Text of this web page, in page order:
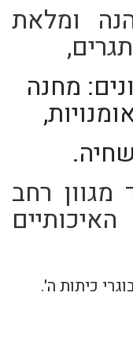
ומלאת
מחנה
רחב
כיתות ה'.